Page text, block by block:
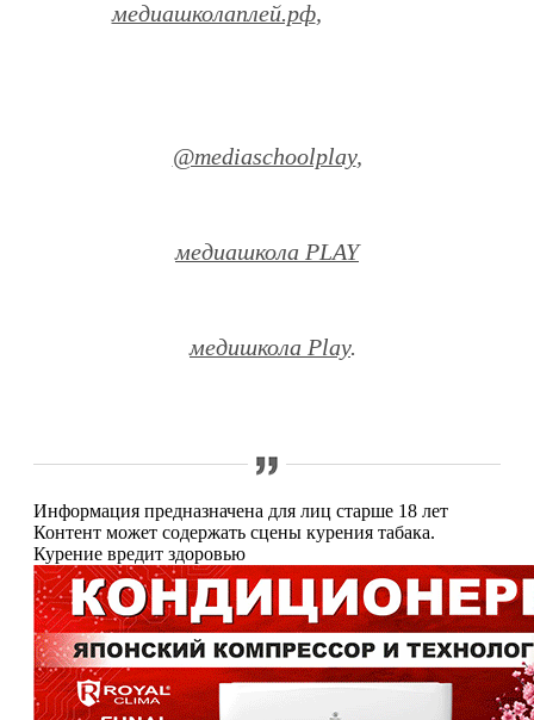
медиашколаплей.рф,
@mediaschoolplay,
медиашкола PLAY
медишкола Play.
Информация предназначена для лиц старше 18 лет
Контент может содержать сцены курения табака.
Курение вредит здоровью